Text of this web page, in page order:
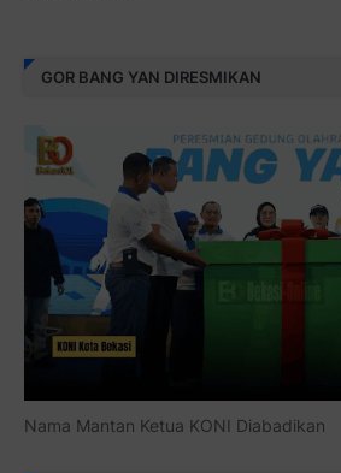
GOR BANG YAN DIRESMIKAN
Nama Mantan Ketua KONI Diabadikan